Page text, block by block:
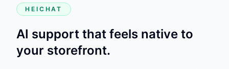
HEICHAT
AI support that feels native to
your storefront.